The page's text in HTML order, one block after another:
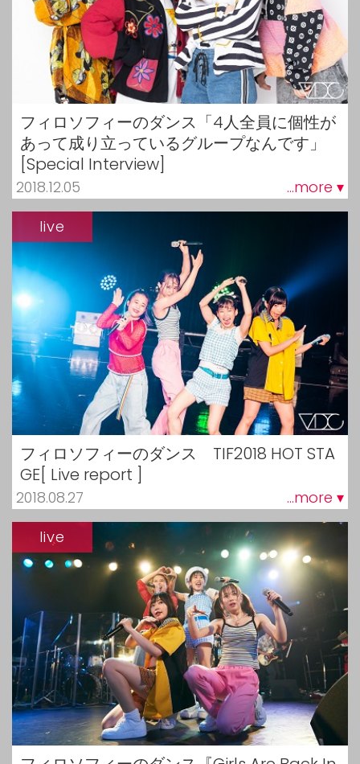
フィロソフィーのダンス「4人全員に個性が
あって成り立っているグループなんです」
[Special Interview]
2018.12.05 ...more ▾
フィロソフィーのダンス TIF2018 HOT STA
GE[ Live report ]
2018.08.27 ...more ▾
live
live